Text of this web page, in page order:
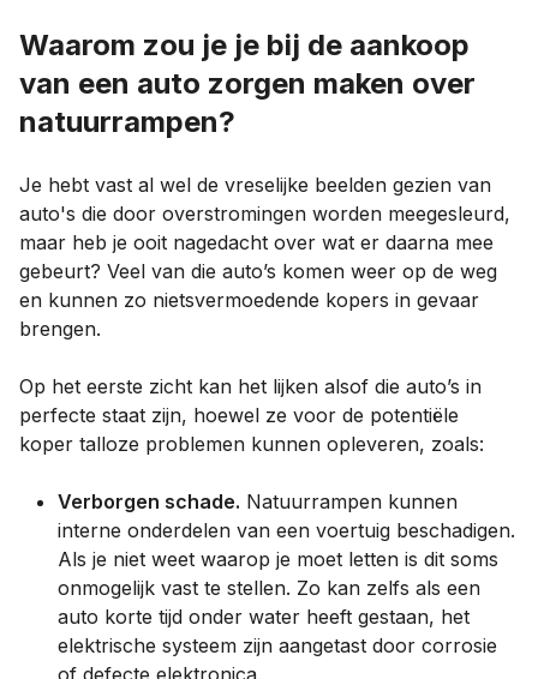
Waarom zou je je bij de aankoop
van een auto zorgen maken over
natuurrampen?
Je hebt vast al wel de vreselijke beelden gezien van
auto's die door overstromingen worden meegesleurd,
maar heb je ooit nagedacht over wat er daarna mee
gebeurt? Veel van die auto’s komen weer op de weg
en kunnen zo nietsvermoedende kopers in gevaar
brengen.
Op het eerste zicht kan het lijken alsof die auto’s in
perfecte staat zijn, hoewel ze voor de potentiële
koper talloze problemen kunnen opleveren, zoals:
Verborgen schade. Natuurrampen kunnen
interne onderdelen van een voertuig beschadigen.
Als je niet weet waarop je moet letten is dit soms
onmogelijk vast te stellen. Zo kan zelfs als een
auto korte tijd onder water heeft gestaan, het
elektrische systeem zijn aangetast door corrosie
of defecte elektronica.